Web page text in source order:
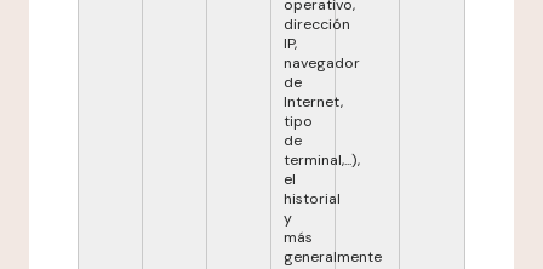
operativo,
dirección
IP,
navegador
de
Internet,
tipo
de
terminal,...),
el
historial
y
más
generalmente